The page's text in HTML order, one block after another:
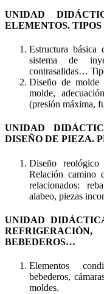
UNIDAD
ELEMENTOS.
Estructura básica
sistema de
contrasalidas…
Diseño de molde
molde,
(presión máxima,
UNIDAD
DISEÑO DE PIEZA.
Diseño
Relación camino
relacionados:
alabeo, piezas
UNIDAD
BEBEDEROS…
Elementos
bebederos,
moldes.